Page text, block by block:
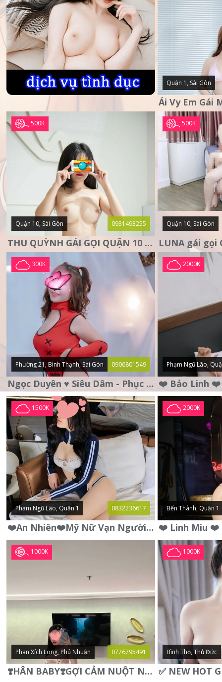
Quận 1, Sài Gòn
500K
Quận 10, Sài Gòn 0931493255
THU QUỲNH GÁI GỌI QUẬN 10 – MẶT XINH DA TRẮNG – SANG
500K
Quận 10, Sài Gòn
300K
Phường 21, Bình Thạnh, Sài Gòn 0906801549
Ngọc Duyên ♥️ Siêu Dâm - Phục Vụ Tận Tình - Chu Đáo
2000K
Phạm Ngũ Lão,
1500K
Phạm Ngũ Lão, Quận 1 0832236617
❤️An Nhiên❤️Mỹ Nữ Vạn Người Mê,Da Trắng, Mặt Xynh, Đẹp Từng
2000K
Bến Thành, Quận 1
1000K
Phan Xích Long, Phú Nhuận 0776795491
❣️HÂN BABY❣️GỢI CẢM NUỘT NÀ DÁNG SON XINH XINH QUYẾN RŨ
1000K
Bình Thọ, Thủ Đức